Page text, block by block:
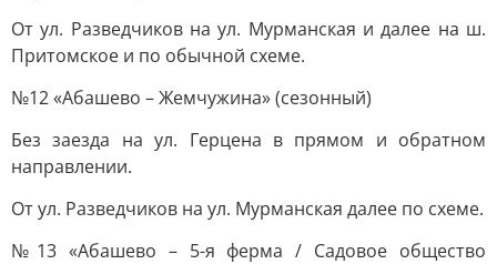
От ул. Разведчиков на ул. Мурманская и далее на ш.
Притомское и по обычной схеме.
№12 «Абашево – Жемчужина» (сезонный)
Без заезда на ул. Герцена в прямом и обратном
направлении.
От ул. Разведчиков на ул. Мурманская далее по схеме.
№13 «Абашево – 5-я ферма / Садовое общество